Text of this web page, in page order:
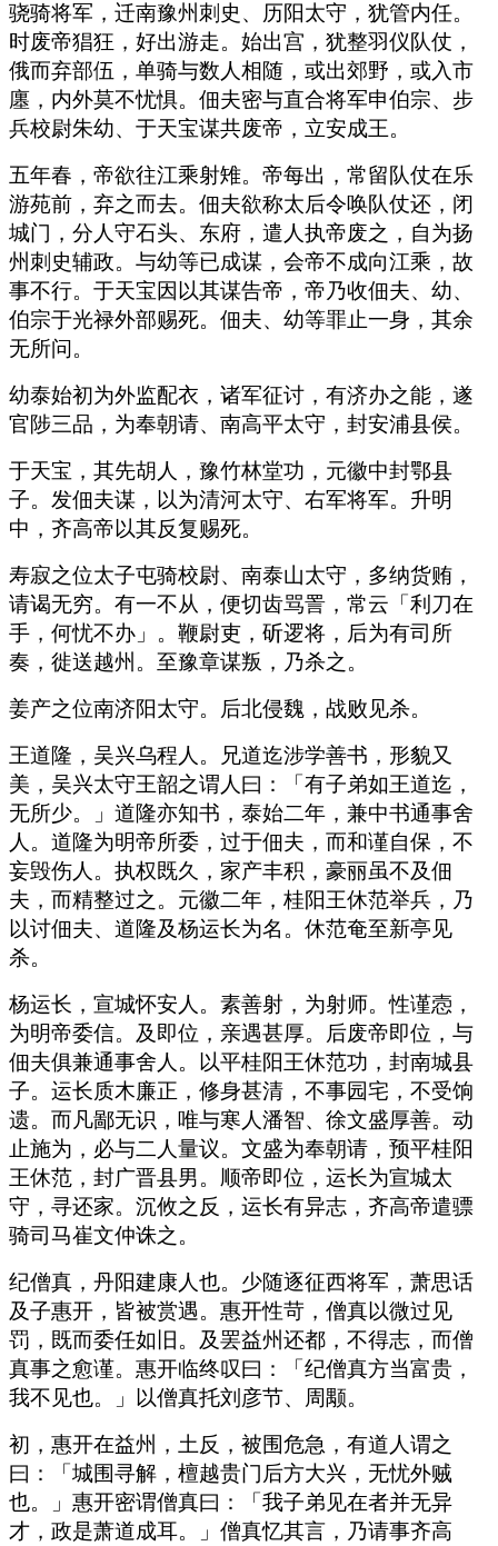
骁骑将军，迁南豫州刺史、历阳太守，犹管内任。
时废帝猖狂，好出游走。始出宫，犹整羽仪队仗，
俄而弃部伍，单骑与数人相随，或出郊野，或入市
廛，内外莫不忧惧。佃夫密与直合将军申伯宗、步
兵校尉朱幼、于天宝谋共废帝，立安成王。
五年春，帝欲往江乘射雉。帝每出，常留队仗在乐
游苑前，弃之而去。佃夫欲称太后令唤队仗还，闭
城门，分人守石头、东府，遣人执帝废之，自为扬
州刺史辅政。与幼等已成谋，会帝不成向江乘，故
事不行。于天宝因以其谋告帝，帝乃收佃夫、幼、
伯宗于光禄外部赐死。佃夫、幼等罪止一身，其余
无所问。
幼泰始初为外监配衣，诸军征讨，有济办之能，遂
官陟三品，为奉朝请、南高平太守，封安浦县侯。
于天宝，其先胡人，豫竹林堂功，元徽中封鄂县
子。发佃夫谋，以为清河太守、右军将军。升明
中，齐高帝以其反复赐死。
寿寂之位太子屯骑校尉、南泰山太守，多纳货贿，
请谒无穷。有一不从，便切齿骂詈，常云「利刀在
手，何忧不办」。鞭尉吏，斫逻将，后为有司所
奏，徙送越州。至豫章谋叛，乃杀之。
姜产之位南济阳太守。后北侵魏，战败见杀。
王道隆，吴兴乌程人。兄道迄涉学善书，形貌又
美，吴兴太守王韶之谓人曰：「有子弟如王道迄，
无所少。」道隆亦知书，泰始二年，兼中书通事舍
人。道隆为明帝所委，过于佃夫，而和谨自保，不
妄毁伤人。执权既久，家产丰积，豪丽虽不及佃
夫，而精整过之。元徽二年，桂阳王休范举兵，乃
以讨佃夫、道隆及杨运长为名。休范奄至新亭见
杀。
杨运长，宣城怀安人。素善射，为射师。性谨悫，
为明帝委信。及即位，亲遇甚厚。后废帝即位，与
佃夫俱兼通事舍人。以平桂阳王休范功，封南城县
子。运长质木廉正，修身甚清，不事园宅，不受饷
遗。而凡鄙无识，唯与寒人潘智、徐文盛厚善。动
止施为，必与二人量议。文盛为奉朝请，预平桂阳
王休范，封广晋县男。顺帝即位，运长为宣城太
守，寻还家。沉攸之反，运长有异志，齐高帝遣骠
骑司马崔文仲诛之。
纪僧真，丹阳建康人也。少随逐征西将军，萧思话
及子惠开，皆被赏遇。惠开性苛，僧真以微过见
罚，既而委任如旧。及罢益州还都，不得志，而僧
真事之愈谨。惠开临终叹曰：「纪僧真方当富贵，
我不见也。」以僧真托刘彦节、周颙。
初，惠开在益州，土反，被围危急，有道人谓之
曰：「城围寻解，檀越贵门后方大兴，无忧外贼
也。」惠开密谓僧真曰：「我子弟见在者并无异
才，政是萧道成耳。」僧真忆其言，乃请事齐高